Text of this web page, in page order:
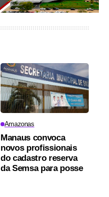
Amazonas
Manaus convoca
novos profissionais
do cadastro reserva
da Semsa para posse